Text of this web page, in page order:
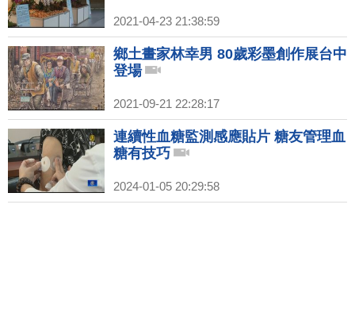
2021-04-23 21:38:59
鄉土畫家林幸男 80歲彩墨創作展台中
登場
2021-09-21 22:28:17
連續性血糖監測感應貼片 糖友管理血
糖有技巧
2024-01-05 20:29:58